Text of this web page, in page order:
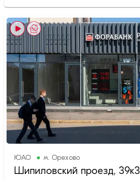
ЮАО м. Орехово
Шипиловский проезд, 39к3